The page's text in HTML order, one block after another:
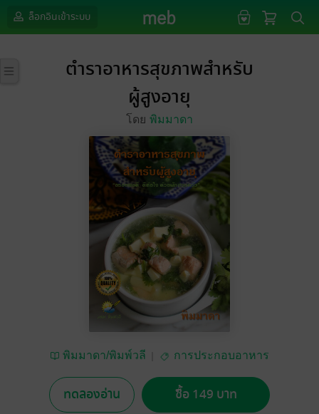
ล็อกอินเข้าระบบ
ตำราอาหารสุขภาพสำหรับ
ผู้สูงอายุ
โดย พิมมาดา
พิมมาดา/พิมพ์วลี การประกอบอาหาร
ทดลองอ่าน ซื้อ 149 บาท